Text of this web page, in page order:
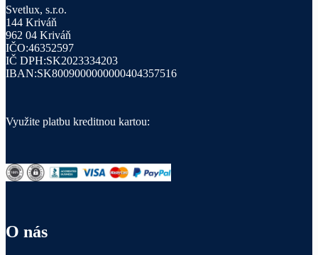
Svetlux, s.r.o.
144 Kriváň
962 04 Kriváň
IČO:46352597
IČ DPH:SK2023334203
IBAN:SK8009000000000404357516
Využite platbu kreditnou kartou:
O nás